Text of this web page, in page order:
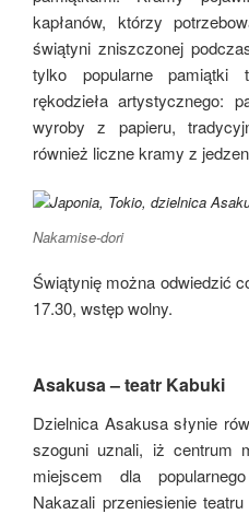
kapłanów, którzy
świątyni zniszczonej
tylko popularne
rękodzieła artystycznego:
wyroby z papieru,
również liczne kramy z
Nakamise-dori
Świątynię można odwiedzić
17.30, wstęp wolny.
Asakusa – teatr Kabuki
Dzielnica Asakusa słynie
szoguni uznali, iż centrum
miejscem dla
Nakazali przeniesienie